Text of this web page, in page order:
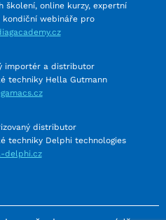
školení, online kurzy, expertní
kondiční webináře pro
importér a distributor
techniky Hella Gutmann
distributor
techniky Delphi technologies
delphi.cz